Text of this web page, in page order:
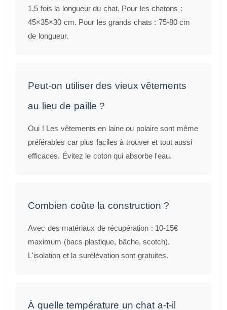
1,5 fois la longueur du chat. Pour les chatons :
45×35×30 cm. Pour les grands chats : 75-80 cm
de longueur.
Peut-on utiliser des vieux vêtements
au lieu de paille ?
Oui ! Les vêtements en laine ou polaire sont même
préférables car plus faciles à trouver et tout aussi
efficaces. Évitez le coton qui absorbe l'eau.
Combien coûte la construction ?
Avec des matériaux de récupération : 10-15€
maximum (bacs plastique, bâche, scotch).
L'isolation et la surélévation sont gratuites.
À quelle température un chat a-t-il